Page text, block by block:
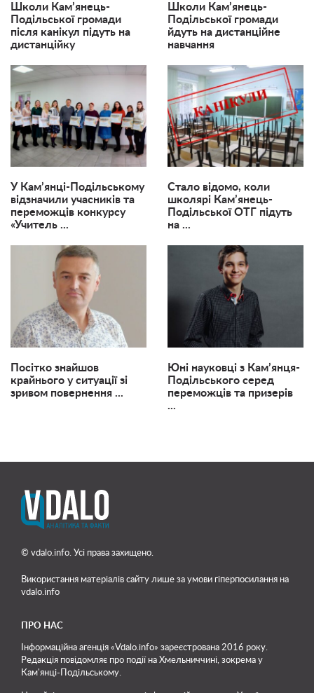
Школи Кам’янець-
Подільської громади
після канікул підуть на
дистанційку
Школи Кам’янець-
Подільської громади
йдуть на дистанційне
навчання
​У Кам’янці-Подільському
відзначили учасників та
переможців конкурсу
«Учитель ...
Стало відомо, коли
школярі Кам’янець-
Подільської ОТГ підуть
на ...
Посітко знайшов
крайнього у ситуації зі
зривом повернення ...
Юні науковці з Кам’янця-
Подільського серед
переможців та призерів
...
© vdalo.info. Усі права захищено.
Використання матеріалів сайту лише за умови гіперпосилання на
vdalo.info
ПРО НАС
Інформаційна агенція «Vdalo.info» зареєстрована 2016 року.
Редакція повідомляє про події на Хмельниччині, зокрема у
Кам'янці-Подільському.